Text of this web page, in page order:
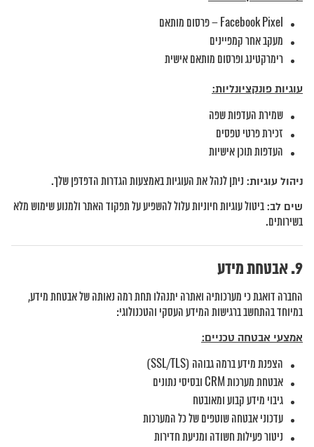
Facebook Pixel – פרסום מותאם
מעקב אחר קמפיינים
רימרקטינג ופרסום מותאם אישית
עוגיות פונקציונליות:
שמירת העדפות שפה
זכירת פרטי טפסים
העדפות תוכן אישיות
ניהול עוגיות: ניתן לנהל את העוגיות באמצעות הגדרות הדפדפן שלך.
שים לב: ביטול עוגיות חיוניות עלול להשפיע על תפקוד האתר ולמנוע שימוש מלא
בשירותים.
אבטחת מידע
החברה דואגת כי מערכותיה ואתרה יתנהלו תחת רמה נאותה של אבטחת מידע,
במיוחד בהתחשב ברגישות המידע העסקי והטכנולוגי:
אמצעי אבטחה טכניים:
הצפנת מידע ברמה גבוהה (SSL/TLS)
אבטחת מערכות CRM ובסיסי נתונים
גיבוי מידע קבוע ומאובטח
עדכוני אבטחה שוטפים של כל המערכות
ניטור פעילות חשודה ומניעת חדירות